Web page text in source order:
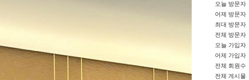
오늘 방문자
어제 방문자
최대 방문자
전체 방문자
오늘 가입자
어제 가입자
전체 회원수
전체 게시물